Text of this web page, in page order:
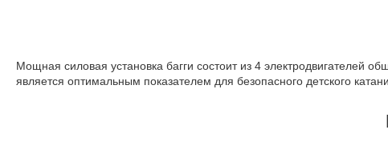
Мощная силовая установка багги состоит из 4 электродвигателей
является оптимальным показателем для безопасного детского